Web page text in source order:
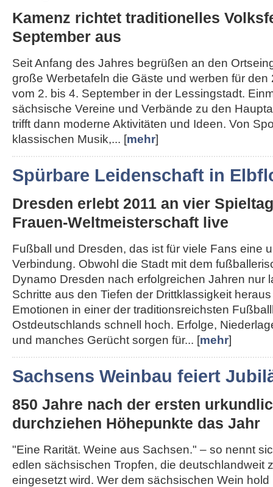
Kamenz richtet traditionelles
September aus
Seit Anfang des Jahres begrüßen an den
große Werbetafeln die Gäste und werben für den
vom 2. bis 4. September in der Lessingstadt.
sächsische Vereine und Verbände zu den
trifft dann moderne Aktivitäten und Ideen. Von
klassischen Musik,... [mehr]
Spürbare Leidenschaft in
Dresden erlebt 2011 an vier
Frauen-Weltmeisterschaft live
Fußball und Dresden, das ist für viele Fans eine
Verbindung. Obwohl die Stadt mit dem
Dynamo Dresden nach erfolgreichen Jahren nur
Schritte aus den Tiefen der Drittklassigkeit
Emotionen in einer der traditionsreichsten
Ostdeutschlands schnell hoch. Erfolge,
und manches Gerücht sorgen für... [mehr]
Sachsens Weinbau feiert
850 Jahre nach der ersten
durchziehen Höhepunkte das Jahr
"Eine Rarität. Weine aus Sachsen." – so nennt
edlen sächsischen Tropfen, die deutschlandweit
eingesetzt wird. Wer dem sächsischen Wein